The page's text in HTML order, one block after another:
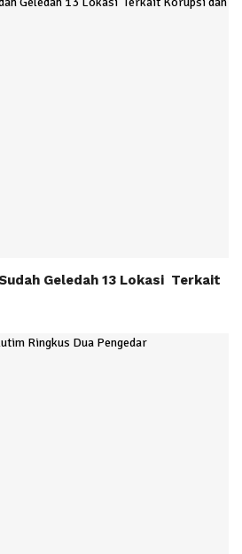
Geledah 13 Lokasi Terkait